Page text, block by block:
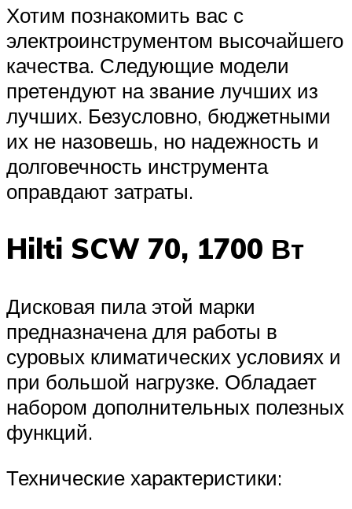
Хотим познакомить вас с
электроинструментом высочайшего
качества. Следующие модели
претендуют на звание лучших из
лучших. Безусловно, бюджетными
их не назовешь, но надежность и
долговечность инструмента
оправдают затраты.
Hilti SCW 70, 1700 Вт
Дисковая пила этой марки
предназначена для работы в
суровых климатических условиях и
при большой нагрузке. Обладает
набором дополнительных полезных
функций.
Технические характеристики: